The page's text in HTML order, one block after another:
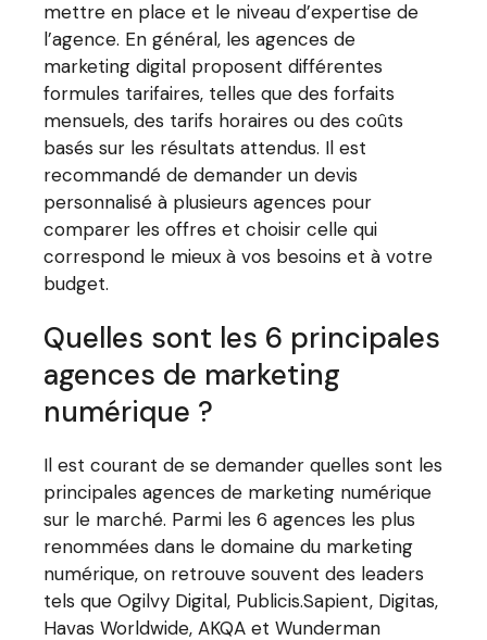
mettre en place et le niveau d’expertise de
l’agence. En général, les agences de
marketing digital proposent différentes
formules tarifaires, telles que des forfaits
mensuels, des tarifs horaires ou des coûts
basés sur les résultats attendus. Il est
recommandé de demander un devis
personnalisé à plusieurs agences pour
comparer les offres et choisir celle qui
correspond le mieux à vos besoins et à votre
budget.
Quelles sont les 6 principales
agences de marketing
numérique ?
Il est courant de se demander quelles sont les
principales agences de marketing numérique
sur le marché. Parmi les 6 agences les plus
renommées dans le domaine du marketing
numérique, on retrouve souvent des leaders
tels que Ogilvy Digital, Publicis.Sapient, Digitas,
Havas Worldwide, AKQA et Wunderman